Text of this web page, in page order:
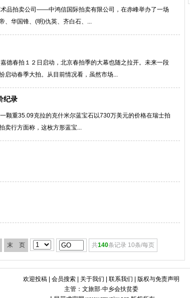
品拍卖公司——中鸿信国际拍卖有限公司，在赤峰举办了一场
、华国锋、(明)仇英、齐白石、...
德春拍１２日启动，北京春拍季的大幕也随之拉开。未来一段
启动春季大拍。从目前情况看，虽然市场...
纪录
颗重35.09克拉的克什米尔蓝宝石以730万美元的价格在瑞士拍
卖行方面称，这枚方形蓝宝...
末 页 共140条记录 10条/每页
欢迎投稿 会员搜索 关于我们 联系我们
版权与免责声明
主管：文旅部·中乡会扶贫委